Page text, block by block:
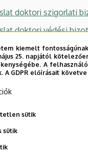
doktori szigorlati
doktori védési
kérelem
szükséges
2026. 04. 15. 07:18
kiemelt
25. napjától
A
A GDPR előírásait
sütik
sütik